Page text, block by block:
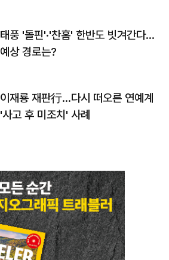
태풍 '돌핀'·'찬홈' 한반도 빗겨간다…
예상 경로는?
이재룡 재판行…다시 떠오른 연예계
'사고 후 미조치' 사례